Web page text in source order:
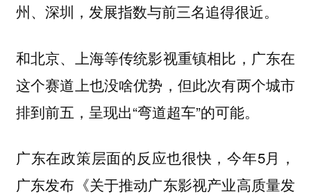
州、深圳，发展指数与前三名追得很近。
和北京、上海等传统影视重镇相比，广东在
这个赛道上也没啥优势，但此次有两个城市
排到前五，呈现出“弯道超车”的可能。
广东在政策层面的反应也很快，今年5月，
广东发布《关于推动广东影视产业高质量发